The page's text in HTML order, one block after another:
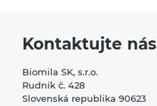
Kontaktujte nás
Biomila SK, s.r.o.
Rudník č. 428
Slovenská republika 90623